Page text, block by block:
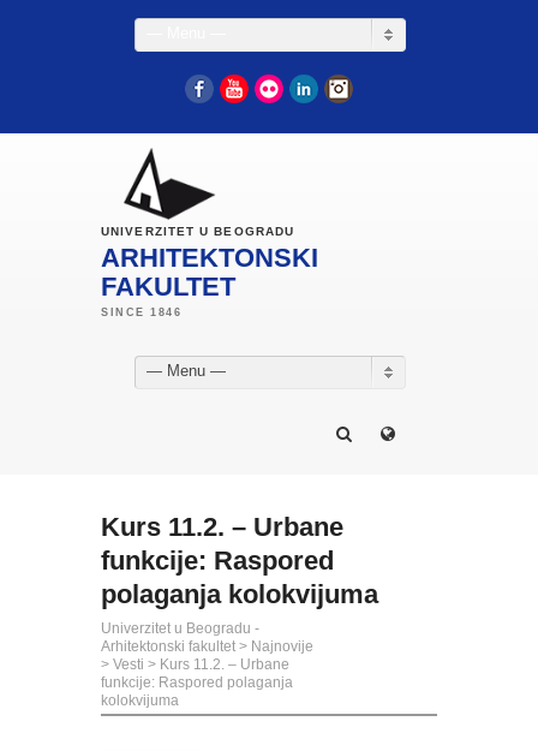
FacebookYouTube
Flickr LinkedIn
UNIVERZITET U BEOGRADU
ARHITEKTONSKI
FAKULTET
— Menu —
Kurs 11.2. – Urbane
funkcije: Raspored
polaganja kolokvijuma
Univerzitet u Beogradu -
Arhitektonski fakultet > Najnovije
> Vesti > Kurs 11.2. – Urbane
funkcije: Raspored polaganja
kolokvijuma